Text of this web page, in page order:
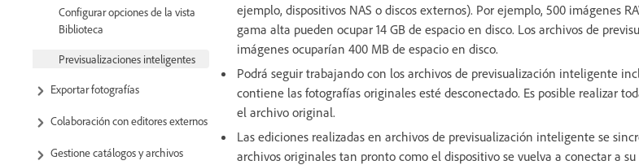
Configurar opciones de la vista
Biblioteca
Previsualizaciones inteligentes
Exportar fotografías
Colaboración con editores externos
Gestione catálogos y archivos
ejemplo, dispositivos NAS o discos externos). Por ejemplo, 500 imágenes
gama alta pueden ocupar 14 GB de espacio en disco. Los archivos de
imágenes ocuparían 400 MB de espacio en disco.
Podrá seguir trabajando con los archivos de previsualización inteligente
contiene las fotografías originales esté desconectado. Es posible realizar
el archivo original.
Las ediciones realizadas en archivos de previsualización inteligente se
archivos originales tan pronto como el dispositivo se vuelva a conectar a su